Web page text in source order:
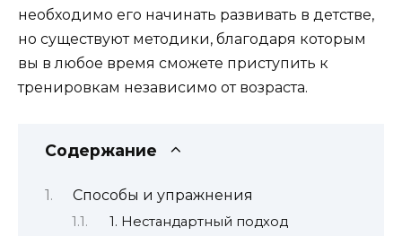
необходимо его начинать развивать в детстве,
но существуют методики, благодаря которым
вы в любое время сможете приступить к
тренировкам независимо от возраста.
Содержание
Способы и упражнения
1. Нестандартный подход